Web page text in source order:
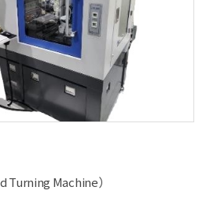
Turning Machine）